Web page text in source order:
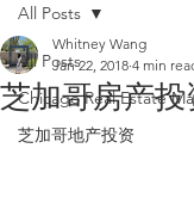
All Posts
Chicago Real Estate
芝加哥地产投资
All Posts
芝加哥房产投
Whitney Wang
Jan 22, 2018 4 min